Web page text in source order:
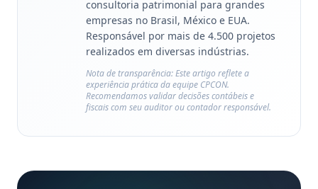
consultoria patrimonial para grandes
empresas no Brasil, México e EUA.
Responsável por mais de 4.500 projetos
realizados em diversas indústrias.
Nota de transparência: Este artigo reflete a
experiência prática da equipe CPCON.
Recomendamos validar decisões contábeis e
fiscais com seu auditor ou contador responsável.